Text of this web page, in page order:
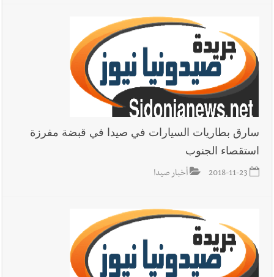
سارق بطاريات السيارات في صيدا في قبضة مفرزة
استقصاء الجنوب
2018-11-23 أخبار صيدا